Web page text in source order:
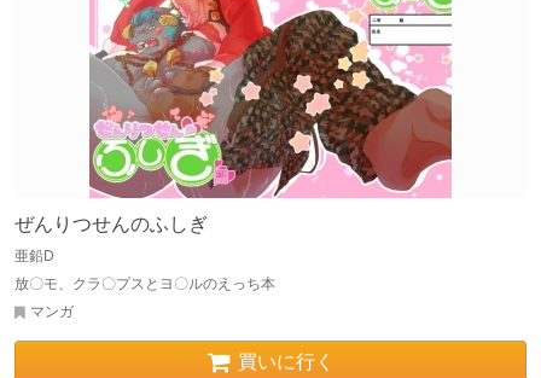
ぜんりつせんのふしぎ
亜鉛D
放〇モ、クラ〇プスとヨ〇ルのえっち本
マンガ
買いに行く